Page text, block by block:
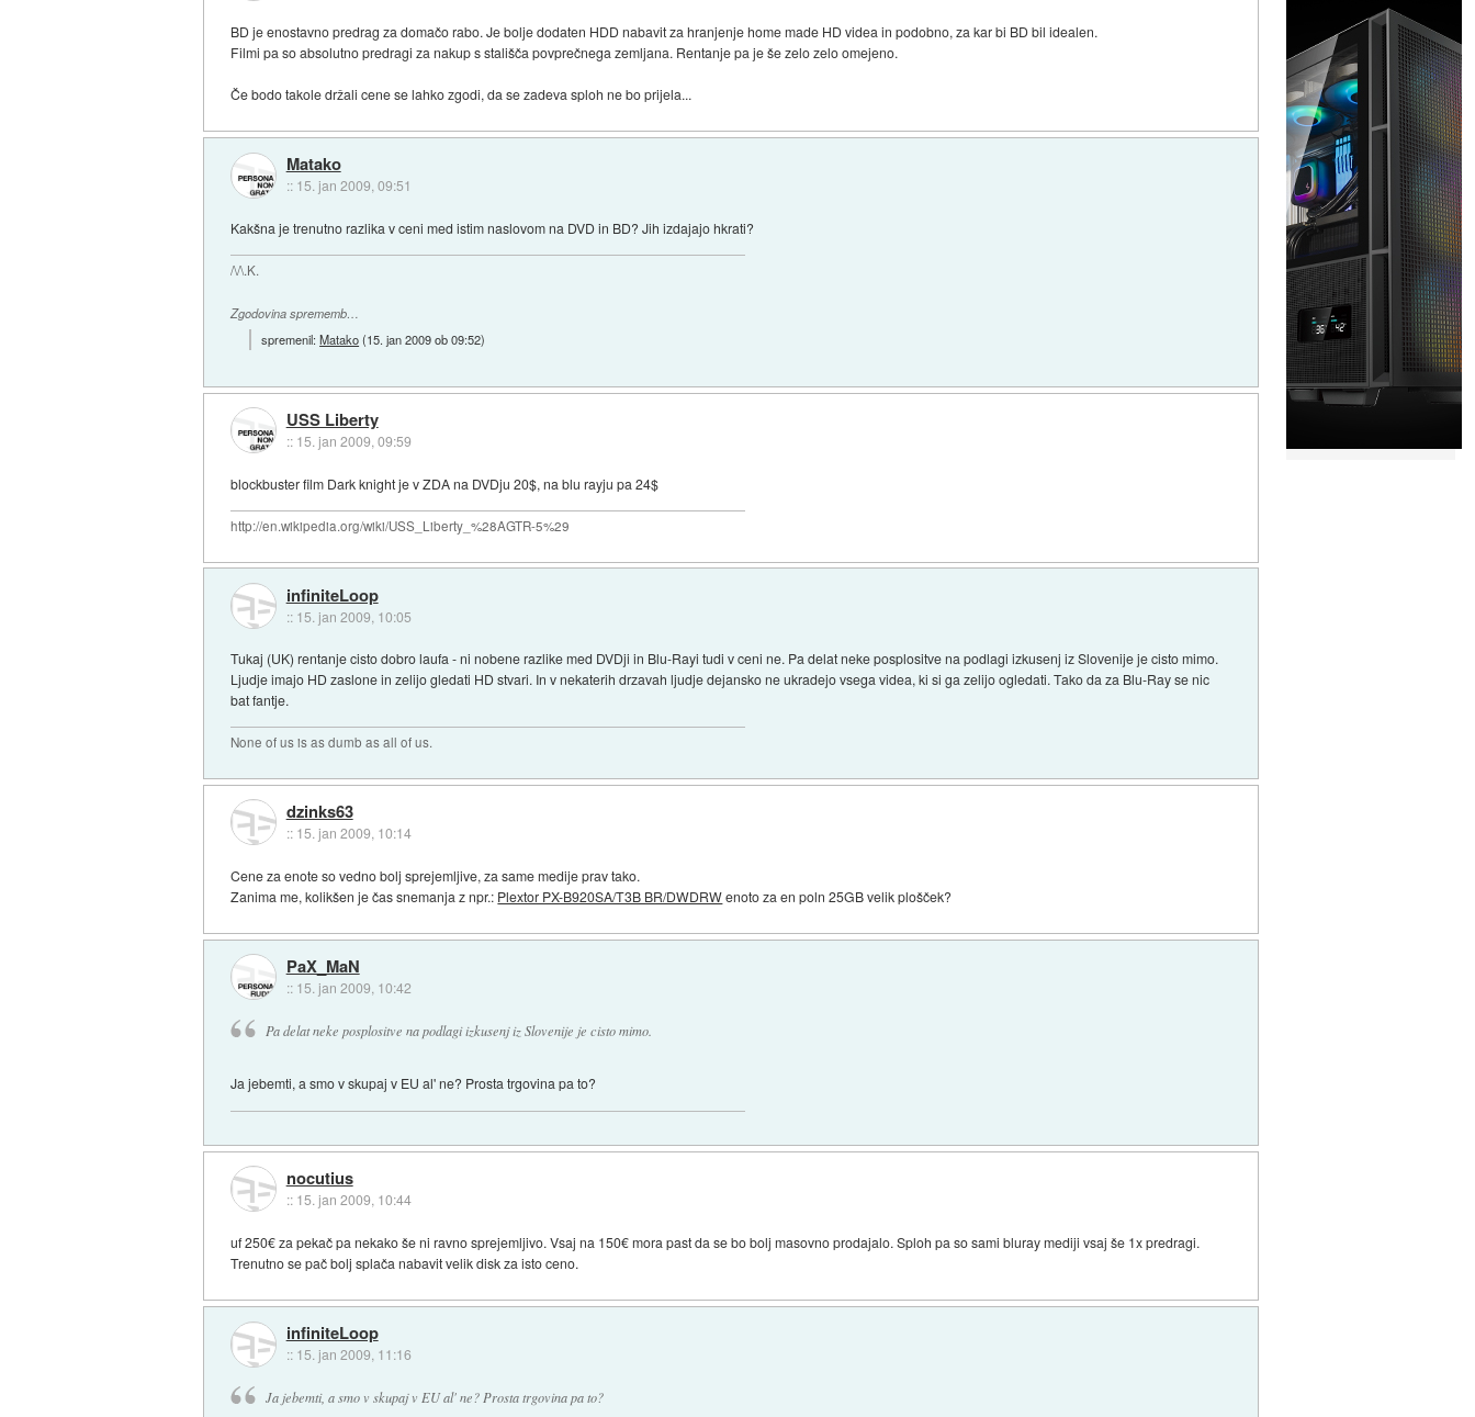
BD je enostavno predrag za domačo rabo. Je bolje dodaten HDD nabavit za hranjenje home made HD videa in podobno, za kar bi BD bil idealen.
Filmi pa so absolutno predragi za nakup s stališča povprečnega zemljana. Rentanje pa je še zelo zelo omejeno.
Če bodo takole držali cene se lahko zgodi, da se zadeva sploh ne bo prijela...
Matako
:: 15. jan 2009, 09:51
Kakšna je trenutno razlika v ceni med istim naslovom na DVD in BD? Jih izdajajo hkrati?
/\/\.K.
Zgodovina sprememb…
spremenil:Matako(15. jan 2009 ob 09:52)
USS Liberty
:: 15. jan 2009, 09:59
blockbuster film Dark knight je v ZDA na DVDju 20$, na blu rayju pa 24$
http://en.wikipedia.org/wiki/USS_Liberty_%28AGTR-5%29
infiniteLoop
:: 15. jan 2009, 10:05
Tukaj (UK) rentanje cisto dobro laufa - ni nobene razlike med DVDji in Blu-Rayi tudi v ceni ne. Pa delat neke posplositve na podlagi izkusenj iz Slovenije je cisto mimo.
Ljudje imajo HD zaslone in zelijo gledati HD stvari. In v nekaterih drzavah ljudje dejansko ne ukradejo vsega videa, ki si ga zelijo ogledati. Tako da za Blu-Ray se nic
bat fantje.
None of us is as dumb as all of us.
dzinks63
:: 15. jan 2009, 10:14
Cene za enote so vedno bolj sprejemljive, za same medije prav tako.
Zanima me, kolikšen je čas snemanja z npr.: Plextor PX-B920SA/T3B BR/DWDRWenoto za en poln 25GB velik plošček?
PaX_MaN
:: 15. jan 2009, 10:42
Pa delat neke posplositve na podlagi izkusenj iz Slovenije je cisto mimo.
Ja jebemti, a smo v skupaj v EU al' ne? Prosta trgovina pa to?
nocutius
:: 15. jan 2009, 10:44
uf 250€ za pekač pa nekako še ni ravno sprejemljivo. Vsaj na 150€ mora past da se bo bolj masovno prodajalo. Sploh pa so sami bluray mediji vsaj še 1x predragi.
Trenutno se pač bolj splača nabavit velik disk za isto ceno.
infiniteLoop
:: 15. jan 2009, 11:16
Ja jebemti, a smo v skupaj v EU al' ne? Prosta trgovina pa to?